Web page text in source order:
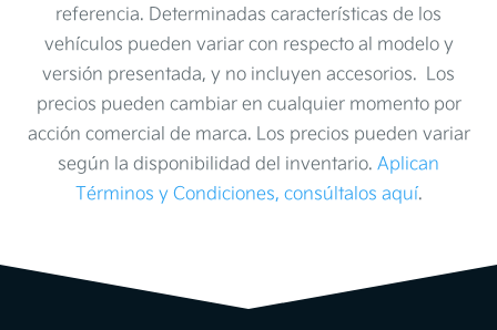
referencia. Determinadas características de los
vehículos pueden variar con respecto al modelo y
versión presentada, y no incluyen accesorios. Los
precios pueden cambiar en cualquier momento por
acción comercial de marca. Los precios pueden variar
según la disponibilidad del inventario. Aplican
Términos y Condiciones, consúltalos aquí.